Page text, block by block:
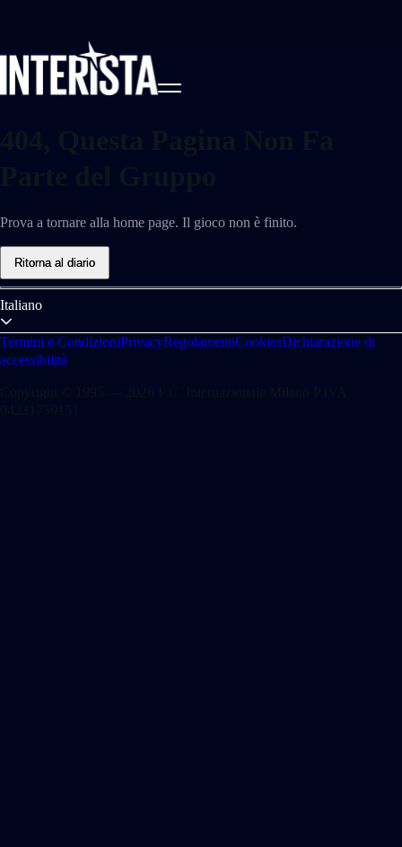
Prova a tornare alla home page. Il gioco non è finito.
Ritorna al diario
Ritorna al diario
Italiano
Termini e CondizioniPrivacyRegolamentiCookiesDichiarazione di
accessibilità